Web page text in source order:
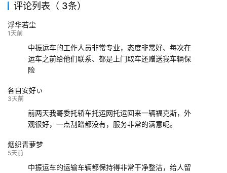
139****9233
评论列表（ 3条）
浮华若尘
1天前
中振运车的工作人员非常专业，态度非常好、每次在
运车之前给他们联系、都是上门取车还赠送我车辆保
险
各自安好ぃ
3天前
前两天我哥委托轿车托运网托运回来一辆福克斯，外
观很好，一点刮蹭都没有，服务非常的满意呢。
烟织青萝梦
5天前
中振运车的运输车辆都保持得非常干净整洁，给人留